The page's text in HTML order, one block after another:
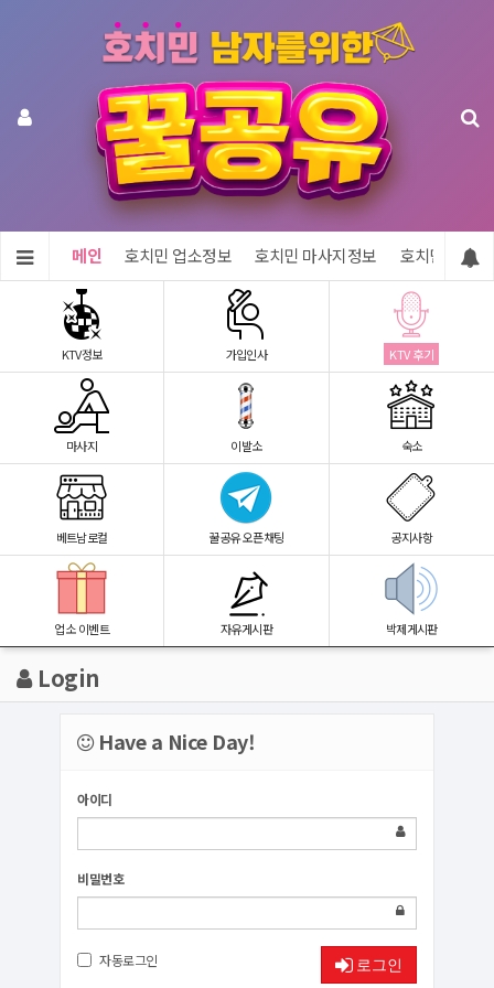
메인 호치민 업소정보 호치민 마사지정보 호치민 숙소
KTV정보 가입인사 KTV 후기
마사지 이발소 숙소
베트남로컬 꿀공유 오픈채팅 공지사항
업소 이벤트 자유게시판 박제게시판
Login
Have a Nice Day!
아이디
비밀번호
자동로그인 로그인